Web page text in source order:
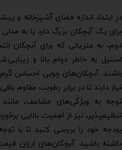
در ابتدا، اندازه فضای آشپزخانه و
برای یک آبچکان بزرگ دارد یا به مدلی
دوم، به متریالی که برای آبچکان
استیل به خاطر دوام بالا و
باشند. آبچکان‌های چوبی احساس
نیاز دارند تا در برابر رطوبت مقاوم
توجه به ویژگی‌های مضاعف،
تنظیم‌پذیر، نیز از اهمیت بالایی
بودجه خود را بررسی کنید تا با
داشته باشید. آبچکان‌های ارزان